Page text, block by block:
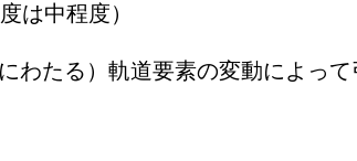
は中程度）
たる）軌道要素の変動によって